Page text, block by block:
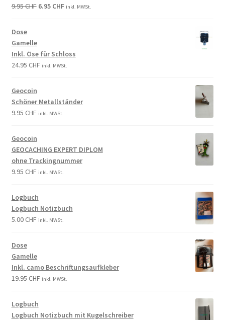
9.95CHF 6.95 CHF inkl. MWSt.
Dose
Gamelle
Inkl. Öse für Schloss
24.95 CHF inkl. MWSt.
Geocoin
Schöner Metallständer
9.95 CHF inkl. MWSt.
Geocoin
GEOCACHING EXPERT DIPLOM
ohne Trackingnummer
9.95 CHF inkl. MWSt.
Logbuch
Logbuch Notizbuch
5.00CHF inkl. MWSt.
Dose
Gamelle
Inkl. camo Beschriftungsaufkleber
19.95 CHF inkl. MWSt.
Logbuch
Logbuch Notizbuch mit Kugelschreiber